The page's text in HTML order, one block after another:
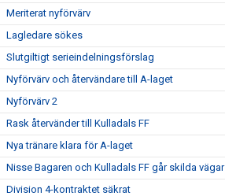
Meriterat nyförvärv
Lagledare sökes
Slutgiltigt serieindelningsförslag
Nyförvärv och återvändare till A-laget
Nyförvärv 2
Rask återvänder till Kulladals FF
Nya tränare klara för A-laget
Nisse Bagaren och Kulladals FF går skilda vägar
Division 4-kontraktet säkrat